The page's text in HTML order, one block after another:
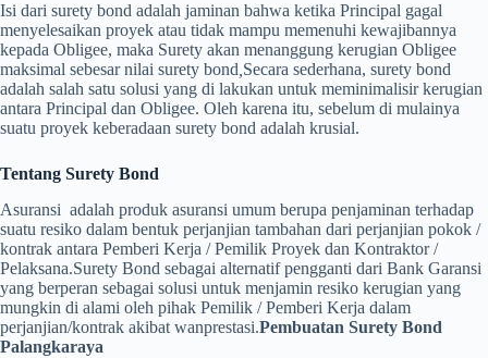
Isi dari surety bond adalah jaminan bahwa ketika Principal gagal
menyelesaikan proyek atau tidak mampu memenuhi kewajibannya
kepada Obligee, maka Surety akan menanggung kerugian Obligee
maksimal sebesar nilai surety bond Secara sederhana, surety bond
adalah salah satu solusi yang di lakukan untuk meminimalisir kerugian
antara Principal dan Obligee. Oleh karena itu, sebelum di mulainya
suatu proyek keberadaan surety bond adalah krusial.
Tentang Surety Bond
Asuransi adalah produk asuransi umum berupa penjaminan terhadap
suatu resiko dalam bentuk perjanjian tambahan dari perjanjian pokok /
kontrak antara Pemberi Kerja / Pemilik Proyek dan Kontraktor /
Pelaksana.Surety Bond sebagai alternatif pengganti dari Bank Garansi
yang berperan sebagai solusi untuk menjamin resiko kerugian yang
mungkin di alami oleh pihak Pemilik / Pemberi Kerja dalam
perjanjian/kontrak akibat wanprestasi.Pembuatan Surety Bond
Palangkaraya